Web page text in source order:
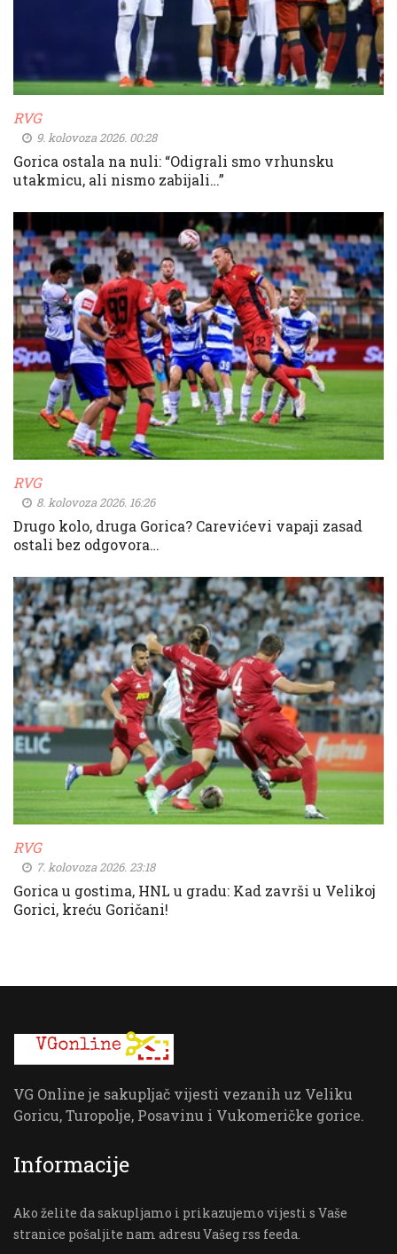
RVG
9. kolovoza 2026. 00:28
Gorica ostala na nuli: “Odigrali smo vrhunsku
utakmicu, ali nismo zabijali…”
RVG
8. kolovoza 2026. 16:26
Drugo kolo, druga Gorica? Carevićevi vapaji zasad
ostali bez odgovora…
RVG
7. kolovoza 2026. 23:18
Gorica u gostima, HNL u gradu: Kad završi u Velikoj
Gorici, kreću Goričani!
VG Online je sakupljač vijesti vezanih uz Veliku
Goricu, Turopolje, Posavinu i Vukomeričke gorice.
Informacije
Ako želite da sakupljamo i prikazujemo vijesti s Vaše
stranice pošaljite nam adresu Vašeg rss feeda.